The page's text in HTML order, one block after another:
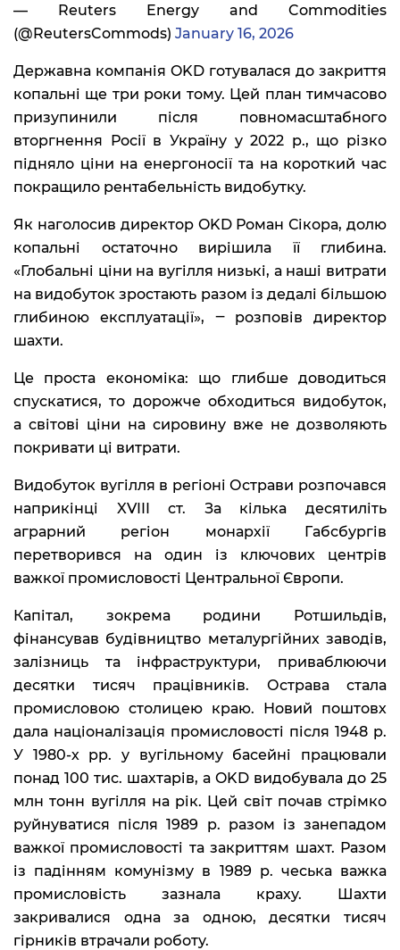
— Reuters Energy and Commodities
(@ReutersCommods) January 16, 2026
Державна компанія OKD готувалася до закриття
копальні ще три роки тому. Цей план тимчасово
призупинили після повномасштабного
вторгнення Росії в Україну у 2022 р., що різко
підняло ціни на енергоносії та на короткий час
покращило рентабельність видобутку.
Як наголосив директор OKD Роман Сікора, долю
копальні остаточно вирішила її глибина.
«Глобальні ціни на вугілля низькі, а наші витрати
на видобуток зростають разом із дедалі більшою
глибиною експлуатації», ‒ розповів директор
шахти.
Це проста економіка: що глибше доводиться
спускатися, то дорожче обходиться видобуток,
а світові ціни на сировину вже не дозволяють
покривати ці витрати.
Видобуток вугілля в регіоні Острави розпочався
наприкінці XVIII ст. За кілька десятиліть
аграрний регіон монархії Габсбургів
перетворився на один із ключових центрів
важкої промисловості Центральної Європи.
Капітал, зокрема родини Ротшильдів,
фінансував будівництво металургійних заводів,
залізниць та інфраструктури, приваблюючи
десятки тисяч працівників. Острава стала
промисловою столицею краю. Новий поштовх
дала націоналізація промисловості після 1948 р.
У 1980-х рр. у вугільному басейні працювали
понад 100 тис. шахтарів, а OKD видобувала до 25
млн тонн вугілля на рік. Цей світ почав стрімко
руйнуватися після 1989 р. разом із занепадом
важкої промисловості та закриттям шахт. Разом
із падінням комунізму в 1989 р. чеська важка
промисловість зазнала краху. Шахти
закривалися одна за одною, десятки тисяч
гірників втрачали роботу.